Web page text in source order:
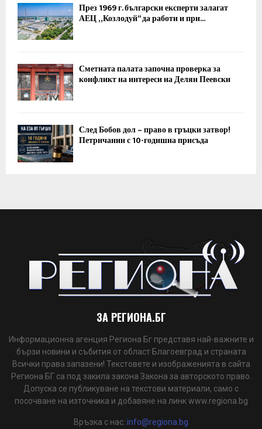
През 1969 г. български експерти залагат
АЕЦ „Козлодуй“ да работи и при...
Сметната палата започна проверка за
конфликт на интереси на Делян Пеевски
След Бобов дол – право в гръцки затвор!
Петричанин с 10-годишна присъда
ЗА РЕГИОНА.БГ
Информационна агенция Региона Бг представя най-важните и
бързи новини и събития от област Благоевград и страната
Всички права запазени! Текстовете и изображенията в сайта
Региона БГ са под закила закона Закона за авторското право.
Допуска се публикуване на текстови материали, само с
посочване на източника и добавяне на линк www.regiona.bg
Връзка с нас: info@regiona.bg